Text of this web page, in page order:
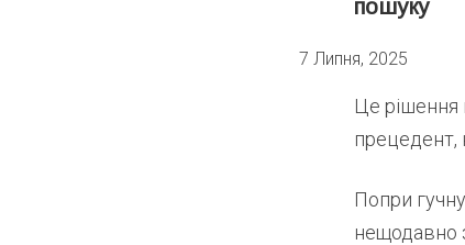
пошуку
7 Липня, 2025
Це рішення
прецедент,
Попри
нещодавно